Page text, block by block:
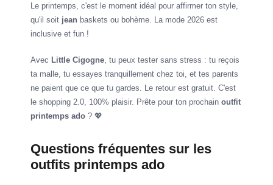
Le printemps, c'est le moment idéal pour affirmer ton style,
qu'il soit jean baskets ou bohème. La mode 2026 est
inclusive et fun !
Avec Little Cigogne, tu peux tester sans stress : tu reçois
ta malle, tu essayes tranquillement chez toi, et tes parents
ne paient que ce que tu gardes. Le retour est gratuit. C'est
le shopping 2.0, 100% plaisir. Prête pour ton prochain outfit
printemps ado ? 💖
Questions fréquentes sur les
outfits printemps ado